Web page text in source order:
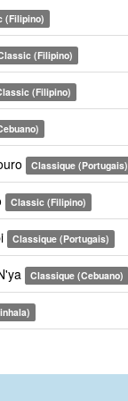
(Filipino)
(Filipino)
(Filipino)
Classique (Portugais)
Classic (Filipino)
Classique (Portugais)
Classique (Cebuano)